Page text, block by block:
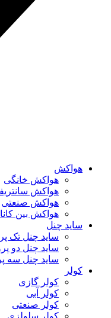
هواکش
هواکش خانگی
هواکش
هواکش صنعتی
هواکش بین
ساید چنل
ساید چنل تک
ساید چنل دو
ساید چنل سه
کولر
کولر گازی
کولر آبی
کولر صنعتی
کولر سلولزی